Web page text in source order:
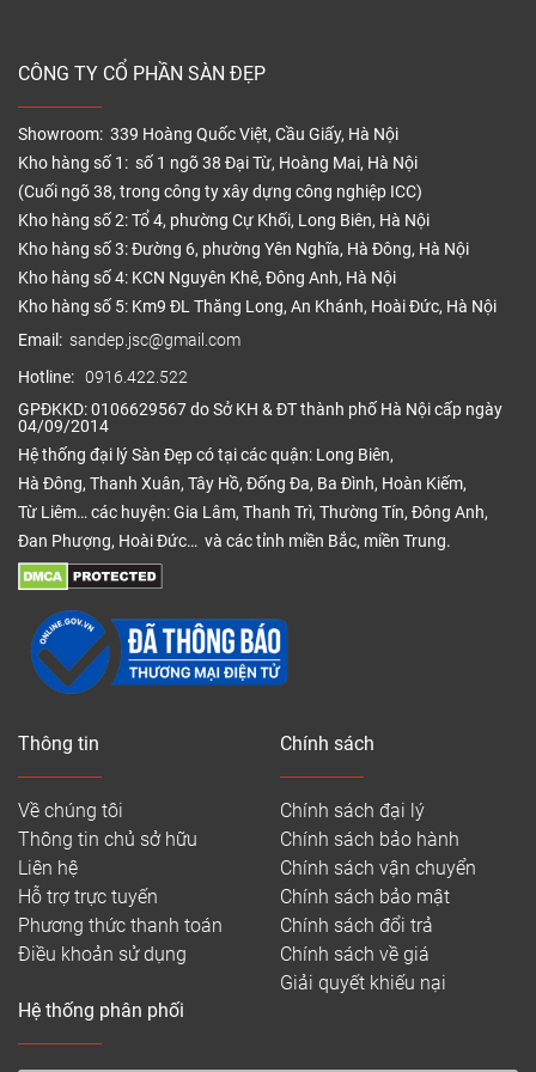
Sàn nhựa vân đá hiện nay được nhập khẩu trực tiếp
Trung Quốc và Việt Nam hiện cũng đã sản xuất
được các dòng ván sàn vinyl giả đá cao cấp chất
lượng. Sàn nhựa giả đá được phân phối nhiều quốc
gia, và cũng ngày càng phổ biến tại Việt Nam, được
nhiều khách hàng biết đến và tin dùng.
Cấu tạo sàn nhựa vân đá – giả đá
Ván sàn nhựa vân đá là ván ốp giả đá dùng trong
lát sàn nội thất trong nhà.
Tấm sàn nhựa giả đá đẹp
Cấu tạo ván sàn bao gồm 5 lớp chính:
– Lớp UV: Lớp này thuộc lớp trên cùng trong suốt,
được phủ lên sàn nhựa giả đá Vinyl giúp ván sàn
khả năng chống xước tuyệt vời, khả năng chịu nhiệt
chứa sáp.
CÔNG TY CỔ PHẦN SÀN ĐẸP
Showroom: 339 Hoàng Quốc Việt, Cầu Giấy, Hà Nội
Kho hàng số 1: số 1 ngõ 38 Đại Từ, Hoàng Mai, Hà Nội
(Cuối ngõ 38, trong công ty xây dựng công nghiệp ICC)
Kho hàng số 2: Tổ 4, phường Cự Khối, Long Biên, Hà Nội
Kho hàng số 3: Đường 6, phường Yên Nghĩa, Hà Đông, Hà Nội
Kho hàng số 4: KCN Nguyên Khê, Đông Anh, Hà Nội
Kho hàng số 5: Km9 ĐL Thăng Long, An Khánh, Hoài Đức, Hà Nội
Email: sandep.jsc@gmail.com
Hotline: 0916.422.522
GPĐKKD: 0106629567 do Sở KH & ĐT thành phố Hà Nội cấp ngày
04/09/2014
Hệ thống đại lý Sàn Đẹp có tại các quận: Long Biên,
Hà Đông, Thanh Xuân, Tây Hồ, Đống Đa, Ba Đình, Hoàn Kiếm,
Từ Liêm… các huyện: Gia Lâm, Thanh Trì, Thường Tín, Đông Anh,
Đan Phượng, Hoài Đức… và các tỉnh miền Bắc, miền Trung.
Thông tin
Về chúng tôi
Thông tin chủ sở hữu
Liên hệ
Hỗ trợ trực tuyến
Phương thức thanh toán
Điều khoản sử dụng
Chính sách
Chính sách đại lý
Chính sách bảo hành
Chính sách vận chuyển
Chính sách bảo mật
Chính sách đổi trả
Chính sách về giá
Giải quyết khiếu nại
Hệ thống phân phối